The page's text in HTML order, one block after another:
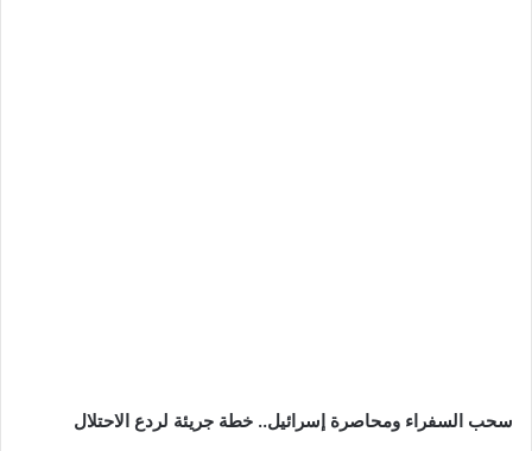
سحب السفراء ومحاصرة إسرائيل.. خطة جريئة لردع الاحتلال